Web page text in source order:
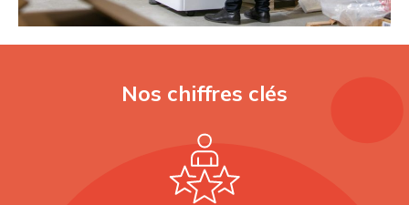
Nos chiffres clés